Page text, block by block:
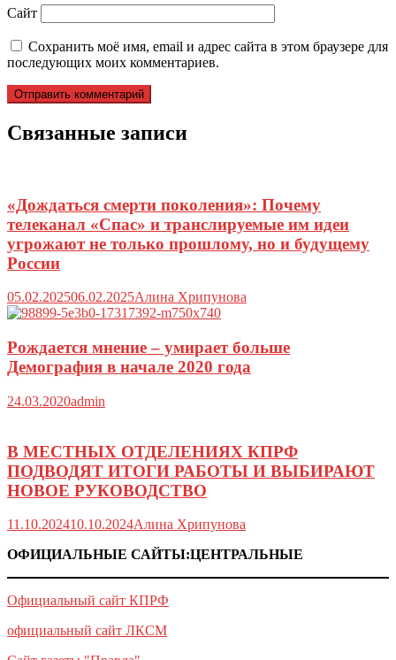
Сайт
Сохранить моё имя, email и адрес сайта в этом браузере для
последующих моих комментариев.
Связанные записи
«Дождаться смерти поколения»: Почему
телеканал «Спас» и транслируемые им идеи
угрожают не только прошлому, но и будущему
России
05.02.202506.02.2025Алина Хрипунова
Рождается мнение – умирает больше
Демография в начале 2020 года
24.03.2020admin
В МЕСТНЫХ ОТДЕЛЕНИЯХ КПРФ
ПОДВОДЯТ ИТОГИ РАБОТЫ И ВЫБИРАЮТ
НОВОЕ РУКОВОДСТВО
11.10.202410.10.2024Алина Хрипунова
ОФИЦИАЛЬНЫЕ САЙТЫ:ЦЕНТРАЛЬНЫЕ
Официальный сайт КПРФ
официальный сайт ЛКСМ